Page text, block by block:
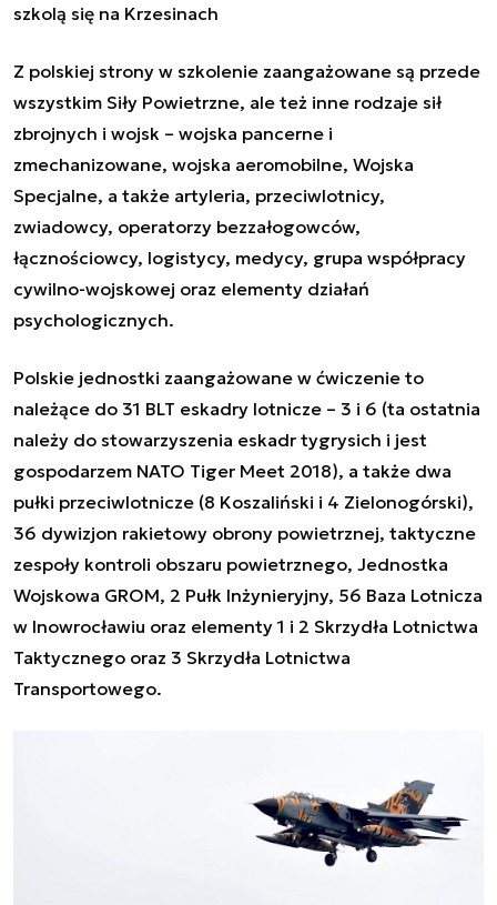
szkolą się na Krzesinach
Z polskiej strony w szkolenie zaangażowane są przede
wszystkim Siły Powietrzne, ale też inne rodzaje sił
zbrojnych i wojsk – wojska pancerne i
zmechanizowane, wojska aeromobilne, Wojska
Specjalne, a także artyleria, przeciwlotnicy,
zwiadowcy, operatorzy bezzałogowców,
łącznościowcy, logistycy, medycy, grupa współpracy
cywilno-wojskowej oraz elementy działań
psychologicznych.
Polskie jednostki zaangażowane w ćwiczenie to
należące do 31 BLT eskadry lotnicze – 3 i 6 (ta ostatnia
należy do stowarzyszenia eskadr tygrysich i jest
gospodarzem NATO Tiger Meet 2018), a także dwa
pułki przeciwlotnicze (8 Koszaliński i 4 Zielonogórski),
36 dywizjon rakietowy obrony powietrznej, taktyczne
zespoły kontroli obszaru powietrznego, Jednostka
Wojskowa GROM, 2 Pułk Inżynieryjny, 56 Baza Lotnicza
w Inowrocławiu oraz elementy 1 i 2 Skrzydła Lotnictwa
Taktycznego oraz 3 Skrzydła Lotnictwa
Transportowego.